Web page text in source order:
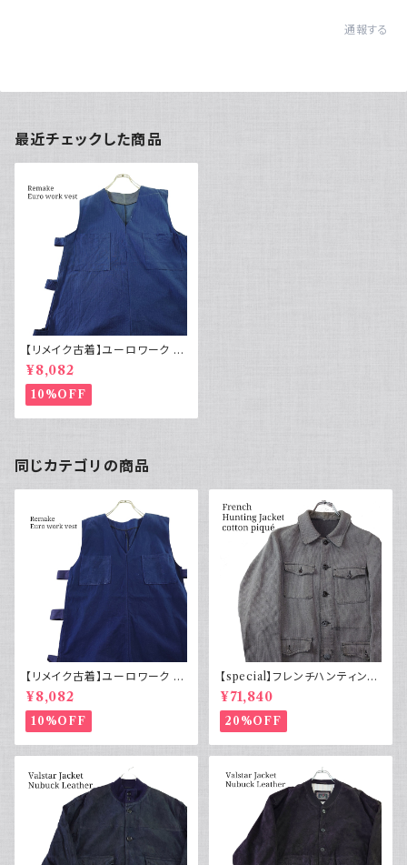
通報する
最近チェックした商品
【リメイク古着】ユーロワーク ベ
スト フランス軍GAOモチーフ 管
理番号E222
¥8,082
10%OFF
同じカテゴリの商品
【リメイク古着】ユーロワーク ベ
スト フランス軍GAOモチーフ 管
理番号E217
¥8,082
10%OFF
【special】フレンチハンティング
ジャケット コットンピケ 動物ボ
タン50s
¥71,840
20%OFF